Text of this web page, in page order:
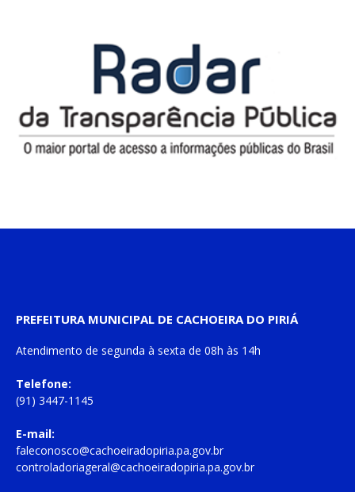
PREFEITURA MUNICIPAL DE CACHOEIRA DO PIRIÁ
Atendimento de segunda à sexta de 08h às 14h
Telefone:
(91) 3447-1145
E-mail:
faleconosco@cachoeiradopiria.pa.gov.br
controladoriageral@cachoeiradopiria.pa.gov.br